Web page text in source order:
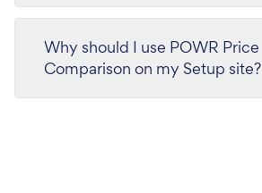
Why should I use POWR Price
Comparison on my Setup site?